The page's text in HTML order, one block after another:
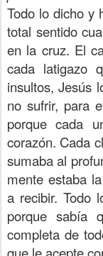
Todo lo dicho y
total sentido
en la cruz. El
cada latigazo
insultos, Jesús
no sufrir, para
porque cada
corazón. Cada
sumaba al
mente estaba
a recibir. Todo
porque sabía
completa de